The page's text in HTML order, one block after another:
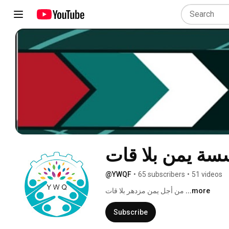
يمن بلا قات
@YWQF • 65 subscribers • 51 videos
...more
Subscribe